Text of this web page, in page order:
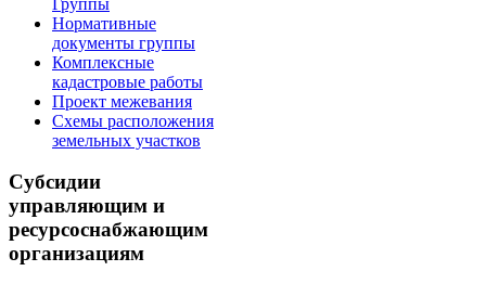
Нормативные
документы группы
Комплексные
кадастровые работы
Проект межевания
Схемы расположения
земельных участков
Субсидии
управляющим и
ресурсоснабжающим
организациям